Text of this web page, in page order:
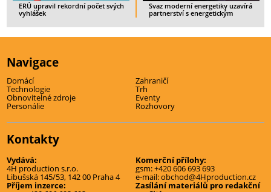
počet svých
Svaz moderní energetiky uzavírá
partnerství s energetickým
startupem IQstat
> CELÝ ČLÁNEK
Spotřebitelé
ukončit smlouvu
zajištěným
> CELÝ ČLÁNEK
Navigace
Domácí Zahraničí
Technologie Trh
Obnovitelné zdroje Eventy
Personálie Rozhovory
Kontakty
Vydává:
4H production s.r.o.
Libušská 145/53, 142 00 Praha 4
Příjem inzerce:
Komerční přílohy:
gsm:+420 606 693 693
e-mail:obchod@4Hproduction.cz
Zasílání materiálů pro redakční